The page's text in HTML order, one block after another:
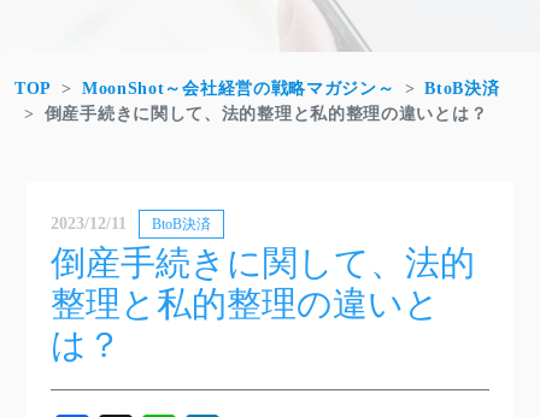
TOP MoonShot～会社経営の戦略マガジン～
BtoB決済
倒産手続きに関して、法的整理と私的整理の違いとは？
2023/12/11 BtoB決済
倒産手続きに関して、法的
整理と私的整理の違いと
は？